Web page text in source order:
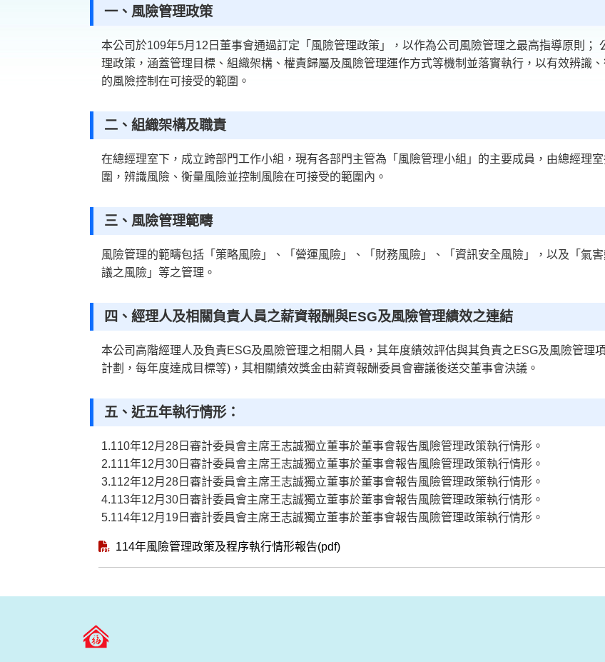
一、風險管理政策
本公司於109年5月12日董事會通過訂定「風險管理政策」，以作為公司風險管理之最高指導原則；
理政策，涵蓋管理目標、組織架構、權責歸屬及風險管理運作方式等機制並落實執行，以有效辨識
的風險控制在可接受的範圍。
二、組織架構及職責
在總經理室下，成立跨部門工作小組，現有各部門主管為「風險管理小組」的主要成員，由總經理
圍，辨識風險、衡量風險並控制風險在可接受的範圍內。
三、風險管理範疇
風險管理的範疇包括「策略風險」、「營運風險」、「財務風險」、「資訊安全風險」，以及「氣
議之風險」等之管理。
四、經理人及相關負責人員之薪資報酬與ESG及風險管理績效之連結
本公司高階經理人及負責ESG及風險管理之相關人員，其年度績效評估與其負責之ESG及風險管理
計劃，每年度達成目標等)，其相關績效獎金由薪資報酬委員會審議後送交董事會決議。
五、近五年執行情形：
1.110年12月28日審計委員會主席王志誠獨立董事於董事會報告風險管理政策執行情形。
2.111年12月30日審計委員會主席王志誠獨立董事於董事會報告風險管理政策執行情形。
3.112年12月28日審計委員會主席王志誠獨立董事於董事會報告風險管理政策執行情形。
4.113年12月30日審計委員會主席王志誠獨立董事於董事會報告風險管理政策執行情形。
5.114年12月19日審計委員會主席王志誠獨立董事於董事會報告風險管理政策執行情形。
114年風險管理政策及程序執行情形報告(pdf)